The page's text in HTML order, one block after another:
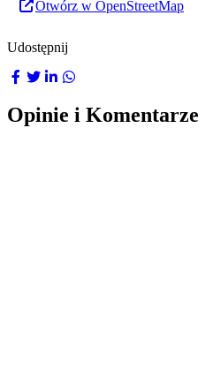
Otwórz w OpenStreetMap
Udostępnij
Opinie i Komentarze